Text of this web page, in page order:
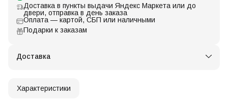
Доставка в пункты выдачи Яндекс Маркета или до
двери, отправка в день заказа
Оплата — картой, СБП или наличными
Подарки к заказам
Доставка
Характеристики